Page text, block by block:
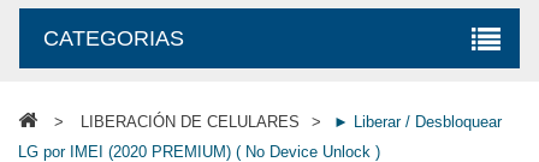
CATEGORIAS
> LIBERACIÓN DE CELULARES >
► Liberar / Desbloquear
LG por IMEI (2020 PREMIUM) ( No Device Unlock )